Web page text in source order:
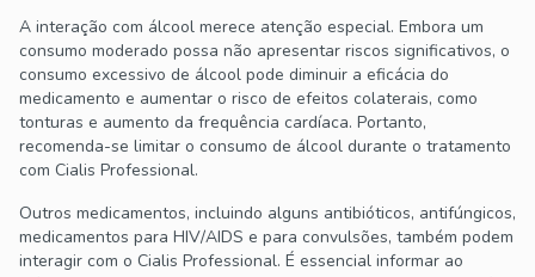
A interação com álcool merece atenção especial. Embora um
consumo moderado possa não apresentar riscos significativos, o
consumo excessivo de álcool pode diminuir a eficácia do
medicamento e aumentar o risco de efeitos colaterais, como
tonturas e aumento da frequência cardíaca. Portanto,
recomenda-se limitar o consumo de álcool durante o tratamento
com Cialis Professional.
Outros medicamentos, incluindo alguns antibióticos, antifúngicos,
medicamentos para HIV/AIDS e para convulsões, também podem
interagir com o Cialis Professional. É essencial informar ao